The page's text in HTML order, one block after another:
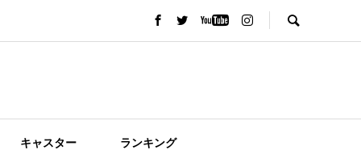
キャスター ランキング